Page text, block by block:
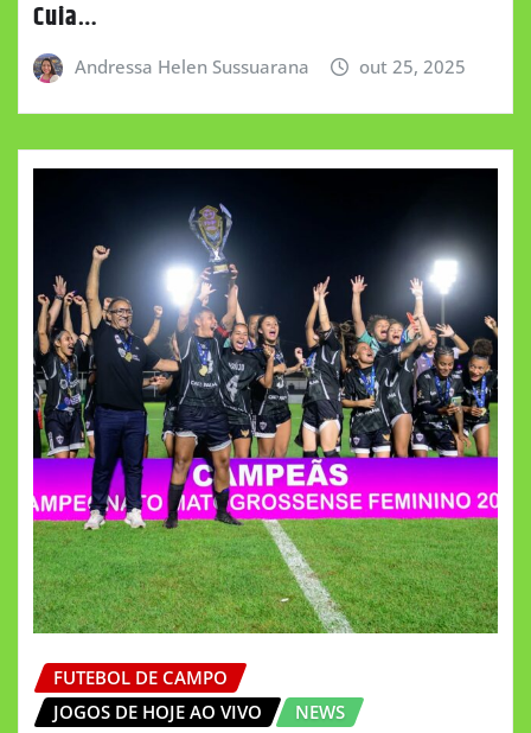
Cuia…
Andressa Helen Sussuarana out 25, 2025
FUTEBOL DE CAMPO
JOGOS DE HOJE AO VIVO
NEWS